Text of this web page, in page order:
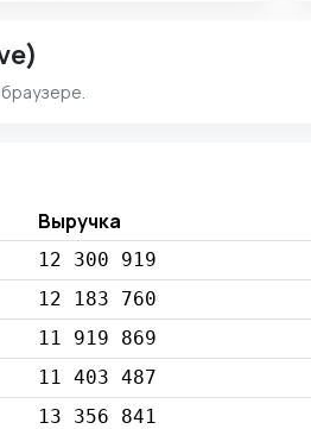
Выручка
12 300 919
12 183 760
11 919 869
11 403 487
13 356 841